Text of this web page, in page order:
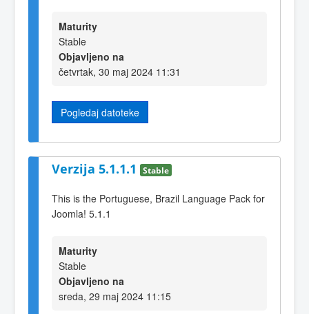
Maturity
Stable
Objavljeno na
četvrtak, 30 maj 2024 11:31
Pogledaj datoteke
Verzija 5.1.1.1 Stable
This is the Portuguese, Brazil Language Pack for
Joomla! 5.1.1
Maturity
Stable
Objavljeno na
sreda, 29 maj 2024 11:15